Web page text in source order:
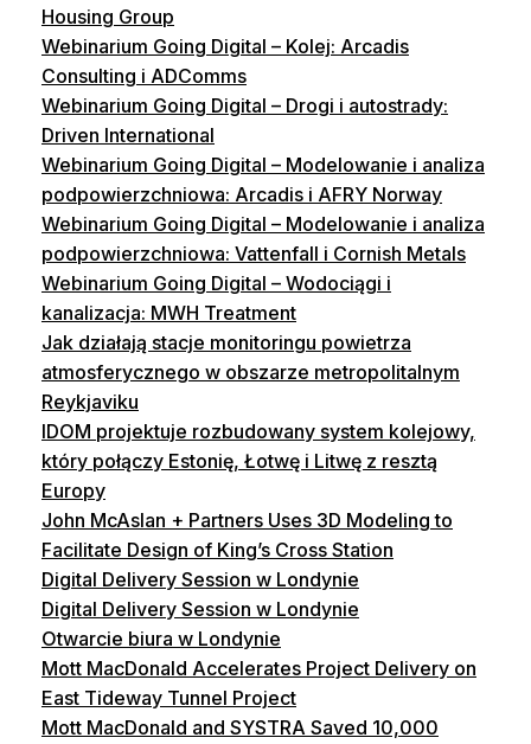
Housing Group
Webinarium Going Digital – Kolej: Arcadis
Consulting i ADComms
Webinarium Going Digital – Drogi i autostrady:
Driven International
Webinarium Going Digital – Modelowanie i analiza
podpowierzchniowa: Arcadis i AFRY Norway
Webinarium Going Digital – Modelowanie i analiza
podpowierzchniowa: Vattenfall i Cornish Metals
Webinarium Going Digital – Wodociągi i
kanalizacja: MWH Treatment
Jak działają stacje monitoringu powietrza
atmosferycznego w obszarze metropolitalnym
Reykjaviku
IDOM projektuje rozbudowany system kolejowy,
który połączy Estonię, Łotwę i Litwę z resztą
Europy
John McAslan + Partners Uses 3D Modeling to
Facilitate Design of King’s Cross Station
Digital Delivery Session w Londynie
Digital Delivery Session w Londynie
Otwarcie biura w Londynie
Mott MacDonald Accelerates Project Delivery on
East Tideway Tunnel Project
Mott MacDonald and SYSTRA Saved 10,000